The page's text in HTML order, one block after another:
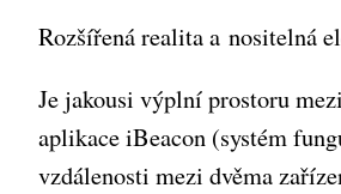
Rozšířená realita a nositelná
Je jakousi výplní prostoru
aplikace iBeacon (systém
vzdálenosti mezi dvěma